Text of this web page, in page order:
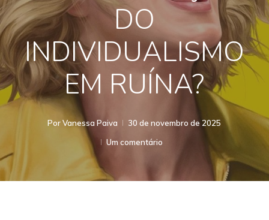
DO
INDIVIDUALISMO
EM RUÍNA?
Por Vanessa Paiva
30 de novembro de 2025
Um comentário